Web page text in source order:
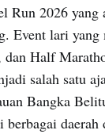
Run 2026 yang
Event lari yang
Half
salah satu
Bangka
berbagai